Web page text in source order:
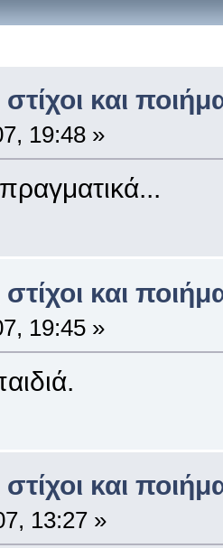
και
19:48 »
και
19:45 »
και
13:27 »